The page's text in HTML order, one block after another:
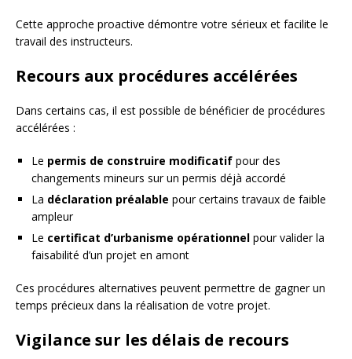
Cette approche proactive démontre votre sérieux et facilite le
travail des instructeurs.
Recours aux procédures accélérées
Dans certains cas, il est possible de bénéficier de procédures
accélérées :
Le permis de construire modificatif pour des
changements mineurs sur un permis déjà accordé
La déclaration préalable pour certains travaux de faible
ampleur
Le certificat d’urbanisme opérationnel pour valider la
faisabilité d’un projet en amont
Ces procédures alternatives peuvent permettre de gagner un
temps précieux dans la réalisation de votre projet.
Vigilance sur les délais de recours